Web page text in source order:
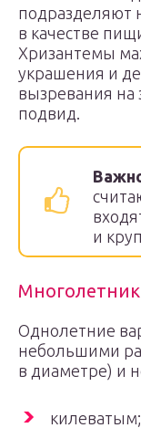
подразделяют
в качестве
Хризантемы
украшения и
вызревания на
подвид.
и
Однолетние
небольшими
в диаметре) и
килеватым;